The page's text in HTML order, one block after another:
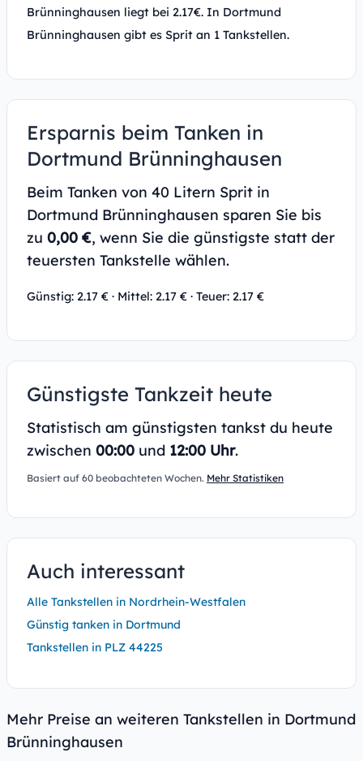
Brünninghausen liegt bei 2.17€. In Dortmund
Brünninghausen gibt es Sprit an 1 Tankstellen.
Ersparnis beim Tanken in
Dortmund Brünninghausen
Beim Tanken von 40 Litern Sprit in
Dortmund Brünninghausen sparen Sie bis
zu 0,00 €, wenn Sie die günstigste statt der
teuersten Tankstelle wählen.
Günstig: 2.17 € · Mittel: 2.17 € · Teuer: 2.17 €
Günstigste Tankzeit heute
Statistisch am günstigsten tankst du heute
zwischen 00:00 und 12:00 Uhr.
Basiert auf 60 beobachteten Wochen. Mehr Statistiken
Auch interessant
Alle Tankstellen in Nordrhein-Westfalen
Günstig tanken in Dortmund
Tankstellen in PLZ 44225
Mehr Preise an weiteren Tankstellen in Dortmund
Brünninghausen